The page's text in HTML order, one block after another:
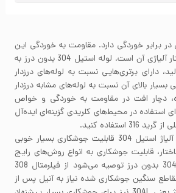
خوبی در برابر خوردگی دارد. مقاومت به خوردگی این
استیل به واسطه محتوای کروم موجود در ساختار آلیاژی آن است. لوله استیل 304 بدون درز به
دارای برتری‌هایی نسبت به لوله‌های درزدار
بالای آن نسبت به لوله‌های مشابه درزدار
دچار افت در مقاومت به خوردگی و خواص
استیل 304 بدون درز برای استفاده در محیط‌های کلریدی گزینه‌ای ایده‌آل
کنید.
لوله استیل 304 بدون درز به لطف استفاده از آلیاژ استیل 304 قابلیت جوشکاری بسیار خوبی
کربن ساختار، قابلیت جوشکاری به انواع روش‌های رایج
جوشکاری را دارد. برای جوشکاری لوله استیل 304 بدون درز توصیه می‌شود از فیلرمتال 308
سنگین جوشکاری شده نیاز به آنیل پس از